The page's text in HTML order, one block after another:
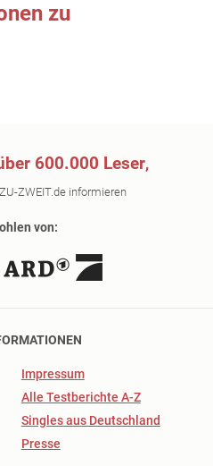
zu
600.000 Leser,
ZWEIT.de informieren
von:
Impressum
Alle Testberichte A-Z
Singles aus Deutschland
Presse